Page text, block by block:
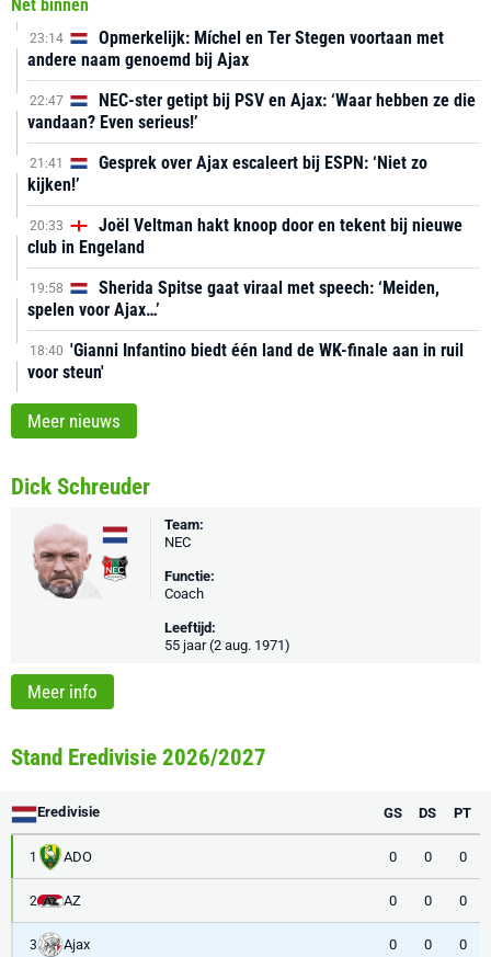
Net binnen
23:14
Opmerkelijk: Míchel en Ter Stegen voortaan met
andere naam genoemd bij Ajax
22:47
NEC-ster getipt bij PSV en Ajax: ‘Waar hebben ze die
vandaan? Even serieus!’
21:41
Gesprek over Ajax escaleert bij ESPN: ‘Niet zo
kijken!’
20:33
Joël Veltman hakt knoop door en tekent bij nieuwe
club in Engeland
19:58
Sherida Spitse gaat viraal met speech: ‘Meiden,
spelen voor Ajax…’
18:40 'Gianni Infantino biedt één land de WK-finale aan in ruil
voor steun'
Meer nieuws
Dick Schreuder
Team:
NEC
Functie:
Coach
Leeftijd:
55 jaar (2 aug. 1971)
Meer info
Stand Eredivisie 2026/2027
Eredivisie GS DS PT
1 ADO 0 0 0
2 AZ 0 0 0
3 Ajax 0 0 0